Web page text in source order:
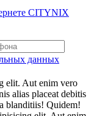
CITYNIX
данных
elit. Aut enim vero
alias placeat debitis
blanditiis! Quidem!